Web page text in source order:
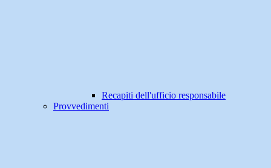
Recapiti dell'ufficio responsabile
Provvedimenti